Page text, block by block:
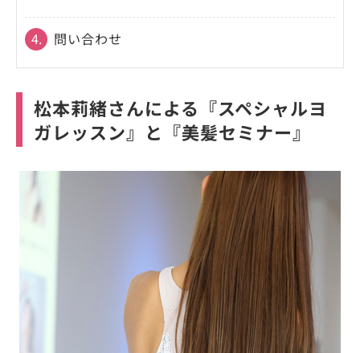
4. 問い合わせ
松本莉緒さんによる『スペシャルヨ
ガレッスン』と『美髪セミナー』